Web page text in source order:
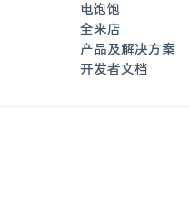
电饱饱
全来店
产品及解决方案
开发者文档